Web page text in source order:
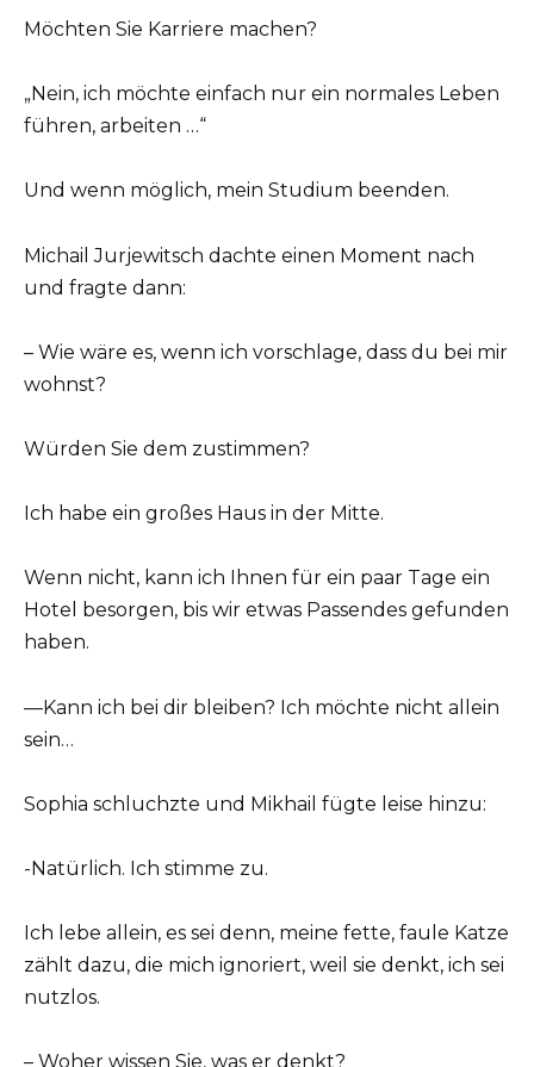
Möchten Sie Karriere machen?
„Nein, ich möchte einfach nur ein normales Leben
führen, arbeiten …“
Und wenn möglich, mein Studium beenden.
Michail Jurjewitsch dachte einen Moment nach
und fragte dann:
– Wie wäre es, wenn ich vorschlage, dass du bei mir
wohnst?
Würden Sie dem zustimmen?
Ich habe ein großes Haus in der Mitte.
Wenn nicht, kann ich Ihnen für ein paar Tage ein
Hotel besorgen, bis wir etwas Passendes gefunden
haben.
—Kann ich bei dir bleiben? Ich möchte nicht allein
sein…
Sophia schluchzte und Mikhail fügte leise hinzu:
-Natürlich. Ich stimme zu.
Ich lebe allein, es sei denn, meine fette, faule Katze
zählt dazu, die mich ignoriert, weil sie denkt, ich sei
nutzlos.
– Woher wissen Sie, was er denkt?